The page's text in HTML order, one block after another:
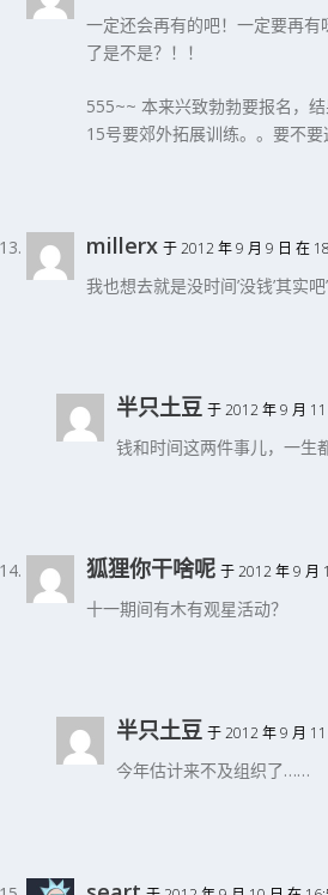
一定还会再有的吧！一定要再
了是不是？！！
555~~ 本来兴致勃勃要报名，
15号要郊外拓展训练。。要不
millerx 于 2012 年 9 月 9 日 在
我也想去就是没时间’没钱’其实吧’
半只土豆 于 2012 年 9 月
钱和时间这两件事儿，一生
狐狸你干啥呢 于 2012 年 9 月
十一期间有木有观星活动？
半只土豆 于 2012 年 9 月
今年估计来不及组织了……